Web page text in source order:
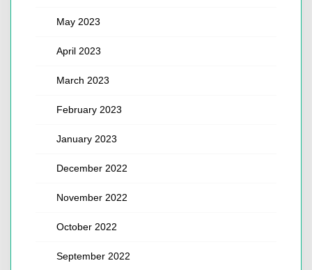
May 2023
April 2023
March 2023
February 2023
January 2023
December 2022
November 2022
October 2022
September 2022